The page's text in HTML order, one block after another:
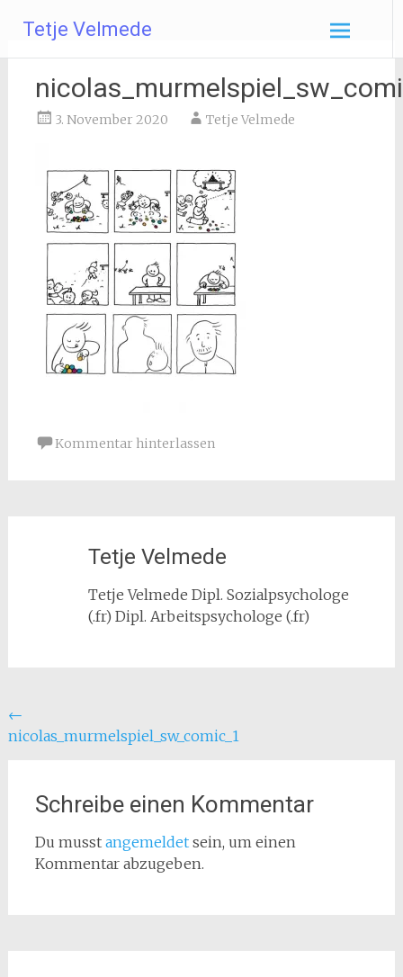
Inhalt
springen
Tetje Velmede
3. November 2020 Tetje Velmede
Kommentar hinterlassen
Tetje Velmede
Tetje Velmede Dipl. Sozialpsychologe
(.fr) Dipl. Arbeitspsychologe (.fr)
Beitragsnavigation
←
nicolas_murmelspiel_sw_comic_1
Schreibe einen Kommentar
Du musst angemeldetsein, um einen
Kommentar abzugeben.